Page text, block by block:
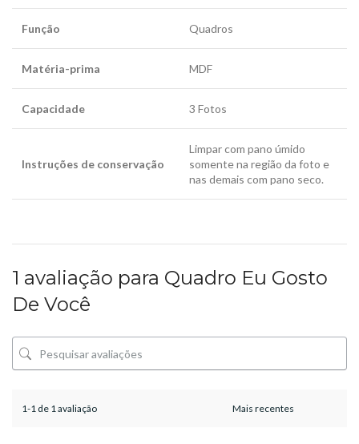
Função Quadros
Matéria-prima MDF
Capacidade 3 Fotos
Instruções de conservação
Limpar com pano úmido
somente na região da foto e
nas demais com pano seco.
1 avaliação para Quadro Eu Gosto
De Você
1-1 de 1 avaliação